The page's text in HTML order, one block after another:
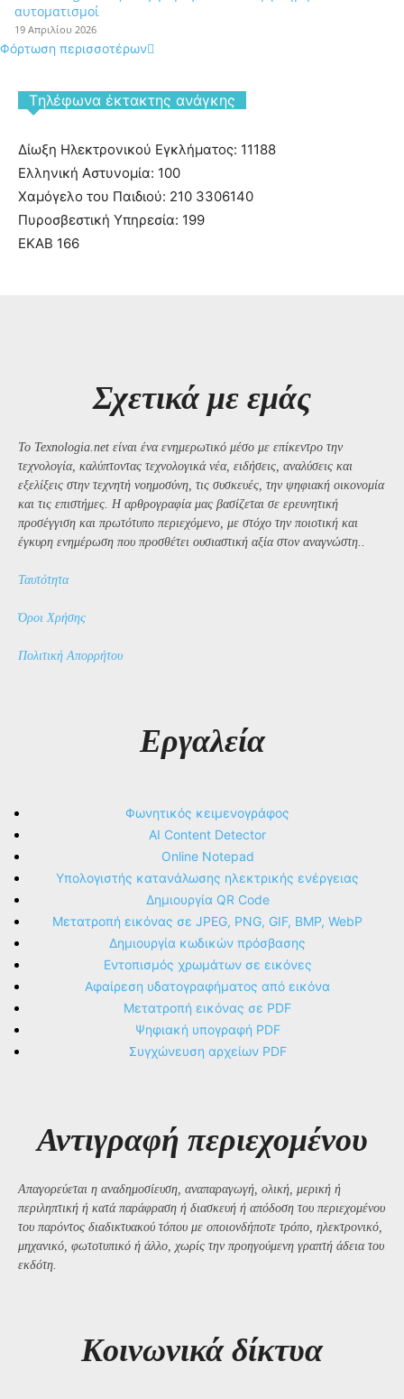
αυτοματισμοί
19 Απριλίου 2026
Φόρτωση περισσοτέρων
Tηλέφωνα έκτακτης ανάγκης
Δίωξη Ηλεκτρονικού Εγκλήματος: 11188
Ελληνική Αστυνομία: 100
Χαμόγελο του Παιδιού: 210 3306140
Πυροσβεστική Υπηρεσία: 199
ΕΚΑΒ 166
Σχετικά με εμάς
Το Texnologia.net είναι ένα ενημερωτικό μέσο με επίκεντρο την
τεχνολογία, καλύπτοντας τεχνολογικά νέα, ειδήσεις, αναλύσεις και
εξελίξεις στην τεχνητή νοημοσύνη, τις συσκευές, την ψηφιακή οικονομία
και τις επιστήμες. Η αρθρογραφία μας βασίζεται σε ερευνητική
προσέγγιση και πρωτότυπο περιεχόμενο, με στόχο την ποιοτική και
έγκυρη ενημέρωση που προσθέτει ουσιαστική αξία στον αναγνώστη..
Ταυτότητα
Όροι Χρήσης
Πολιτική Απορρήτου
Εργαλεία
Φωνητικός κειμενογράφος
AI Content Detector
Online Notepad
Υπολογιστής κατανάλωσης ηλεκτρικής ενέργειας
Δημιουργία QR Code
Μετατροπή εικόνας σε JPEG, PNG, GIF, BMP, WebP
Δημιουργία κωδικών πρόσβασης
Εντοπισμός χρωμάτων σε εικόνες
Αφαίρεση υδατογραφήματος από εικόνα
Μετατροπή εικόνας σε PDF
Ψηφιακή υπογραφή PDF
Συγχώνευση αρχείων PDF
Αντιγραφή περιεχομένου
Απαγορεύεται η αναδημοσίευση, αναπαραγωγή, ολική, μερική ή
περιληπτική ή κατά παράφραση ή διασκευή ή απόδοση του περιεχομένου
του παρόντος διαδικτυακού τόπου με οποιονδήποτε τρόπο, ηλεκτρονικό,
μηχανικό, φωτοτυπικό ή άλλο, χωρίς την προηγούμενη γραπτή άδεια του
εκδότη.
Kοινωνικά δίκτυα